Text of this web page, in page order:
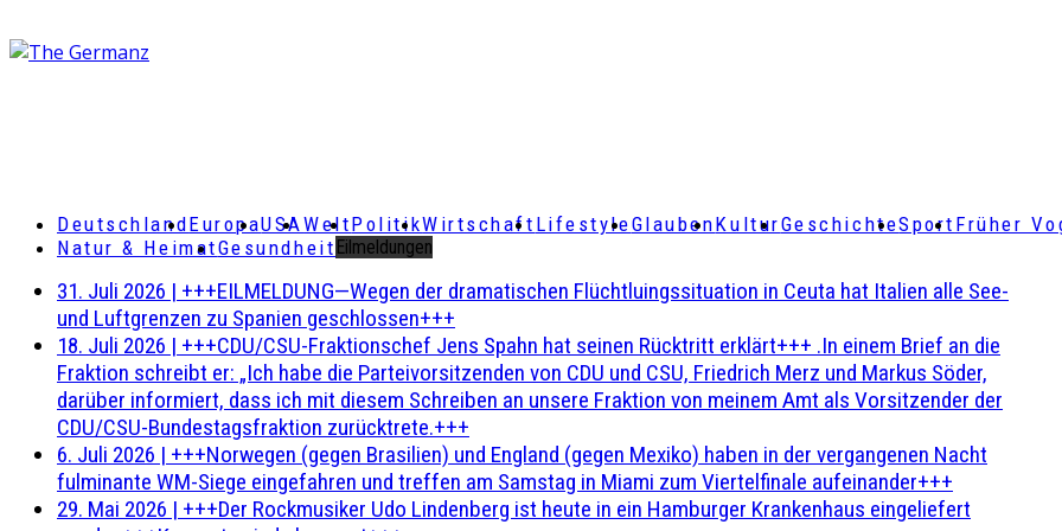
DeutschlandEuropaUSAWeltPolitikWirtschaft LifestyleGlaubenKulturGeschichteSport Früher
Natur & HeimatGesundheit Eilmeldungen
31. Juli 2026 | +++EILMELDUNG—Wegen der dramatischen Flüchtluingssituation in Ceuta hat Italien alle See-
und Luftgrenzen zu Spanien geschlossen+++
18. Juli 2026 | +++CDU/CSU-Fraktionschef Jens Spahn hat seinen Rücktritt erklärt+++ .In einem Brief an die
Fraktion schreibt er: „Ich habe die Parteivorsitzenden von CDU und CSU, Friedrich Merz und Markus Söder,
darüber informiert, dass ich mit diesem Schreiben an unsere Fraktion von meinem Amt als Vorsitzender der
CDU/CSU-Bundestagsfraktion zurücktrete.+++
6. Juli 2026 | +++Norwegen (gegen Brasilien) und England (gegen Mexiko) haben in der vergangenen Nacht
fulminante WM-Siege eingefahren und treffen am Samstag in Miami zum Viertelfinale aufeinander+++
29. Mai 2026 | +++Der Rockmusiker Udo Lindenberg ist heute in ein Hamburger Krankenhaus eingeliefert